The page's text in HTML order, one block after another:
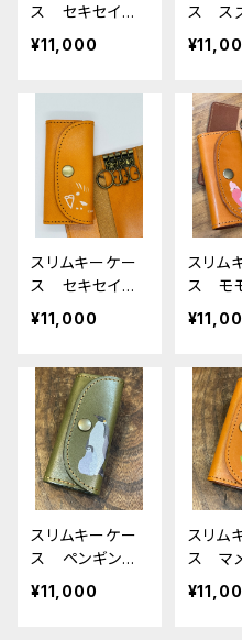
ス セキセイイ
ンコ ノーマル
ブルー & ライ
チェック せきせ
いいんこ
¥11,000
ス ス
イビー
め
スリムキーケー
ス セキセイイ
ンコ モノトー
ン キャメル
こ Camel 栃
木レザー キー
ケース
¥11,000
スリム
ス モ
ンコ キ
ル
栃木レ
スリムキーケー
ス ペンギン
エンペラー 皇
帝ペンギン グ
¥11,000
スリム
ス マ
ハ グ